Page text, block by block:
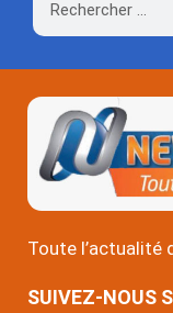
Rechercher
Toute l’actualité
SUIVEZ-NOUS